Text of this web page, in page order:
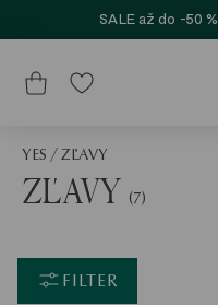
SALE až do -50
YES /ZĽAVY
ZĽAVY (7)
FILTER